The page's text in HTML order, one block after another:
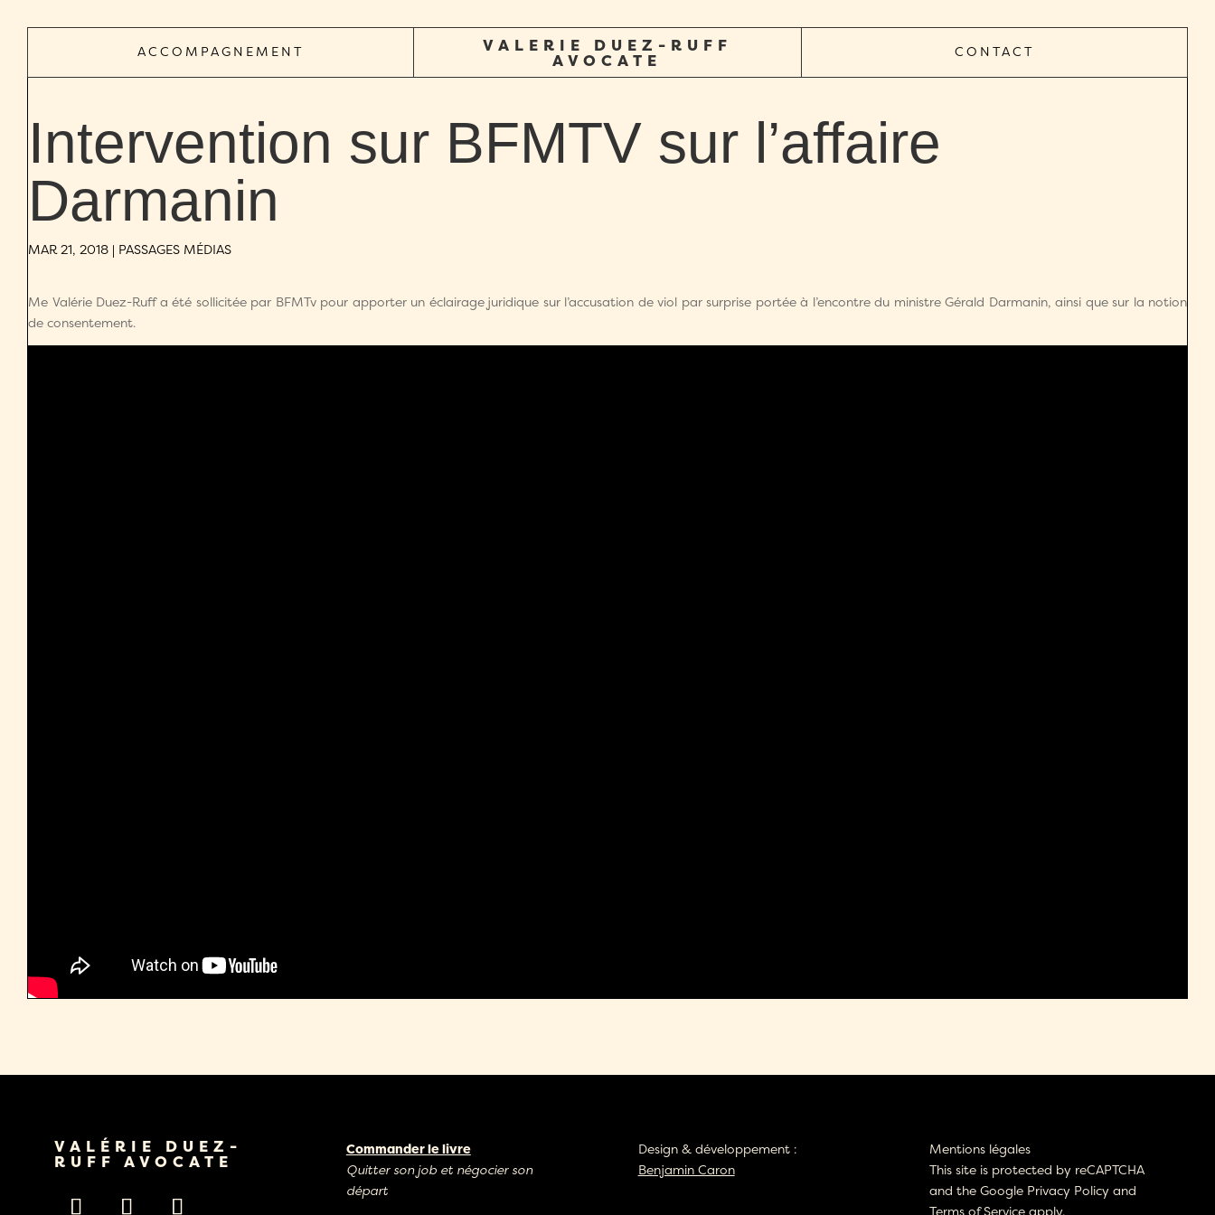
ACCOMPAGNEMENT VALERIE DUEZ-RUFF
AVOCATE CONTACT
Intervention sur BFMTV sur l’affaire
Darmanin
MAR 21, 2018 | PASSAGES MÉDIAS
Me Valérie Duez-Ruff a été sollicitée par BFMTv pour apporter un éclairage juridique sur l’accusation de viol par surprise portée à l’encontre du ministre Gérald Darmanin, ainsi que sur la notion
de consentement.
VALÉRIE DUEZ-
RUFF AVOCATE
Commander le livre
Quitter son job et négocier son
départ
Design & développement :
Benjamin Caron
Mentions légales
This site is protected by reCAPTCHA
and the Google Privacy Policy and
Terms of Service apply.